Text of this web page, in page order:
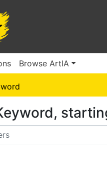
Browse ArtIA